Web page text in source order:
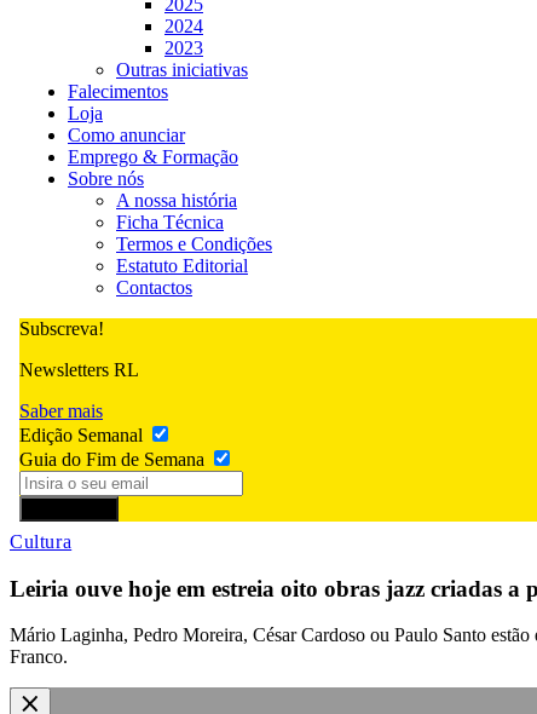
2024
2023
Outras iniciativas
Falecimentos
Loja
Como anunciar
Emprego & Formação
Sobre nós
A nossa história
Ficha Técnica
Termos e Condições
Estatuto Editorial
Contactos
Subscreva!
Newsletters RL
Saber mais
Edição Semanal
Guia do Fim de Semana
Cultura
Leiria ouve hoje em estreia oito obras jazz criadas a
Mário Laginha, Pedro Moreira, César Cardoso ou Paulo Santo
Franco.